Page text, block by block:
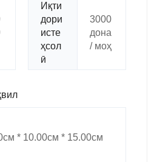
Иқти
дори
исте
ҳсол
ӣ
3000
дона
/ моҳ
* 10.00см * 15.00см